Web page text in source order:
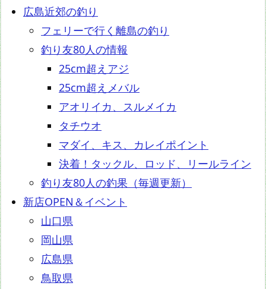
広島近郊の釣り
フェリーで行く離島の釣り
釣り友80人の情報
25cm超えアジ
25cm超えメバル
アオリイカ、スルメイカ
タチウオ
マダイ、キス、カレイポイント
決着！タックル、ロッド、リールライン
釣り友80人の釣果（毎週更新）
新店OPEN＆イベント
山口県
岡山県
広島県
鳥取県